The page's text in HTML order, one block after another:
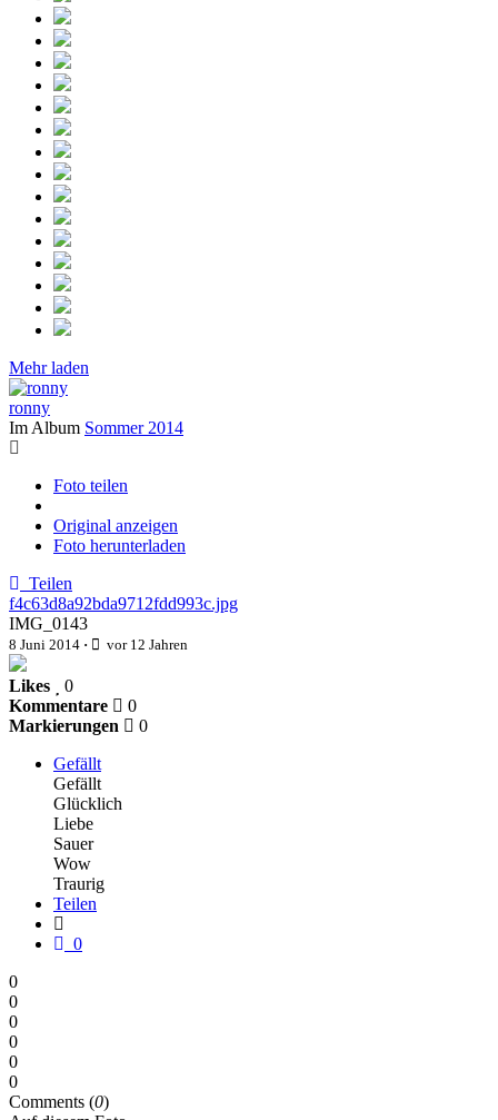
Mehr laden
ronny
Im Album Sommer 2014
Foto teilen
Original anzeigen
Foto herunterladen
Teilen
f4c63d8a92bda9712fdd993c.jpg
IMG_0143
8 Juni 2014 · vor 12 Jahren
Likes
0
Kommentare
0
Markierungen
0
Gefällt
Gefällt
Glücklich
Liebe
Sauer
Wow
Traurig
Teilen
0
0
0
0
0
0
0
Comments (0)